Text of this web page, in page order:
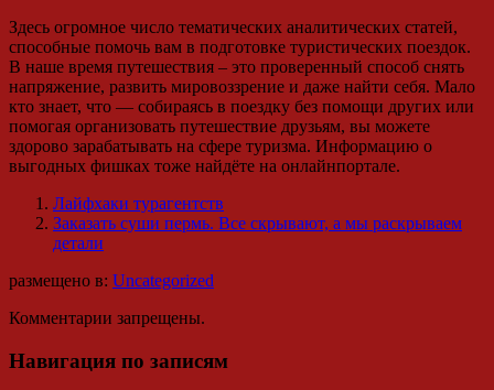
Здесь огромное число тематических аналитических статей,
способные помочь вам в подготовке туристических поездок.
В наше время путешествия – это проверенный способ снять
напряжение, развить мировоззрение и даже найти себя. Мало
кто знает, что — собираясь в поездку без помощи других или
помогая организовать путешествие друзьям, вы можете
здорово зарабатывать на сфере туризма. Информацию о
выгодных фишках тоже найдёте на онлайнпортале.
Лайфхаки турагентств
Заказать суши пермь. Все скрывают, а мы раскрываем
детали
размещено в: Uncategorized
Комментарии запрещены.
Навигация по записям